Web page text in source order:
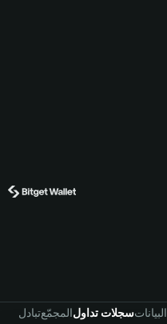
تبادلالمجمّعسجلات تداولالبيانات